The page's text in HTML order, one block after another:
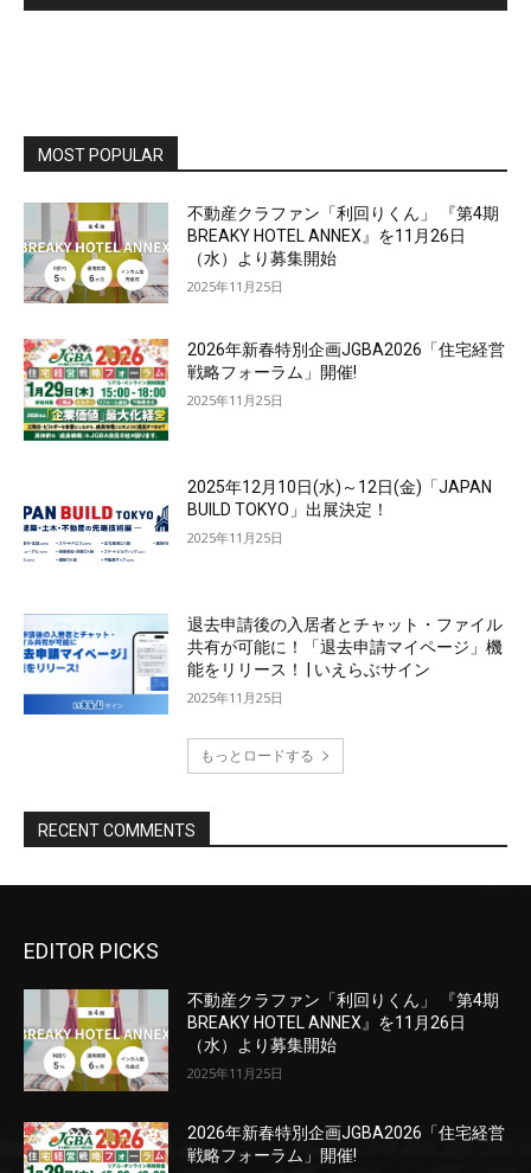
EDITOR PICKS
不動産クラファン「利回りくん」 『第4期
BREAKY HOTEL ANNEX』を11月26日
（水）より募集開始
2025年11月25日
2026年新春特別企画JGBA2026「住宅経営
戦略フォーラム」開催!